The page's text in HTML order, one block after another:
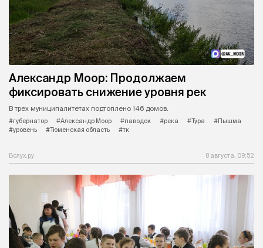
Александр Моор: Продолжаем
фиксировать снижение уровня рек
В трех муниципалитетах подтоплено 146 домов.
#губернатор
#Александр Моор #паводок #река #Тура
#Пышма
#уровень
#Тюменская область #тк
Вслух.ру 8 августа, 09:52